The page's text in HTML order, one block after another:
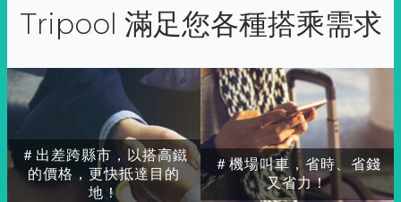
Tripool 滿足您各種搭乘需求
＃出差跨縣市，以搭高鐵
的價格，更快抵達目的
地！
＃機場叫車，省時、省錢
又省力！